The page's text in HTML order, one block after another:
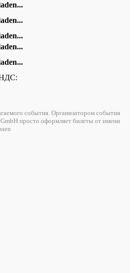
НДС:
события. Организатором события
GmbH просто оформляет билеты от имени